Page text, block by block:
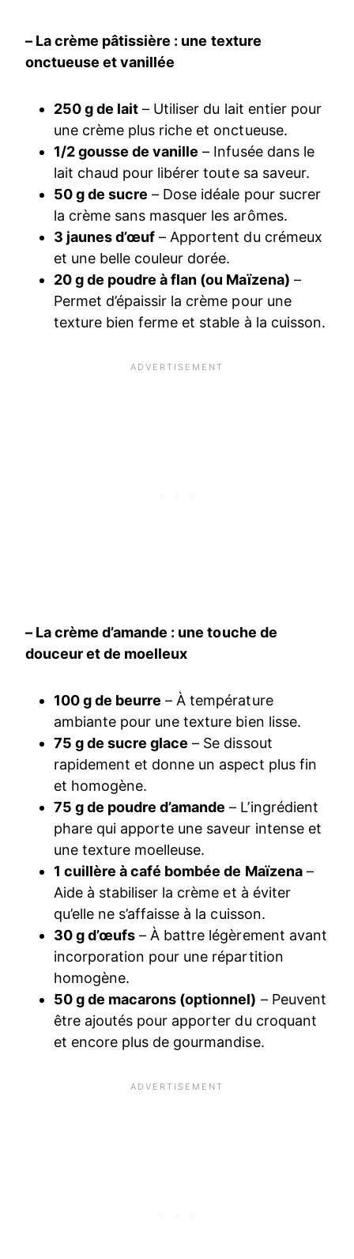
– La crème pâtissière : une texture
onctueuse et vanillée
250 g de lait – Utiliser du lait entier pour
une crème plus riche et onctueuse.
1/2 gousse de vanille – Infusée dans le
lait chaud pour libérer toute sa saveur.
50 g de sucre – Dose idéale pour sucrer
la crème sans masquer les arômes.
3 jaunes d’œuf – Apportent du crémeux
et une belle couleur dorée.
20 g de poudre à flan (ou Maïzena) –
Permet d’épaissir la crème pour une
texture bien ferme et stable à la cuisson.
– La crème d’amande : une touche de
douceur et de moelleux
100 g de beurre – À température
ambiante pour une texture bien lisse.
75 g de sucre glace – Se dissout
rapidement et donne un aspect plus fin
et homogène.
75 g de poudre d’amande – L’ingrédient
phare qui apporte une saveur intense et
une texture moelleuse.
1 cuillère à café bombée de Maïzena–
Aide à stabiliser la crème et à éviter
qu’elle ne s’affaisse à la cuisson.
30 g d’œufs – À battre légèrement avant
incorporation pour une répartition
homogène.
50 g de macarons (optionnel) – Peuvent
être ajoutés pour apporter du croquant
et encore plus de gourmandise.